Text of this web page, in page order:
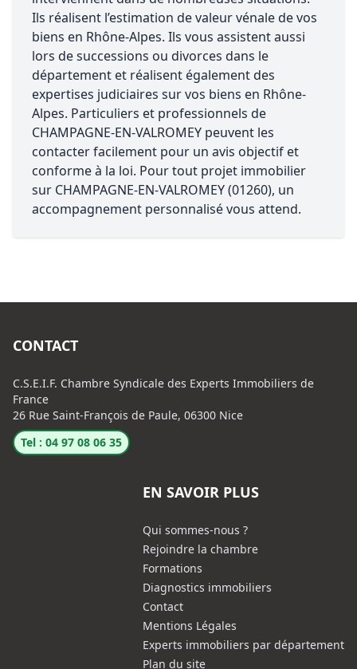
Ils réalisent l’estimation de valeur vénale de vos
biens en Rhône-Alpes. Ils vous assistent aussi
lors de successions ou divorces dans le
département et réalisent également des
expertises judiciaires sur vos biens en Rhône-
Alpes. Particuliers et professionnels de
CHAMPAGNE-EN-VALROMEY peuvent les
contacter facilement pour un avis objectif et
conforme à la loi. Pour tout projet immobilier
sur CHAMPAGNE-EN-VALROMEY (01260), un
accompagnement personnalisé vous attend.
CONTACT
C.S.E.I.F. Chambre Syndicale des Experts Immobiliers de
France
26 Rue Saint-François de Paule, 06300 Nice
Tel : 04 97 08 06 35
EN SAVOIR PLUS
Qui sommes-nous ?
Rejoindre la chambre
Formations
Diagnostics immobiliers
Contact
Mentions Légales
Experts immobiliers par département
Plan du site